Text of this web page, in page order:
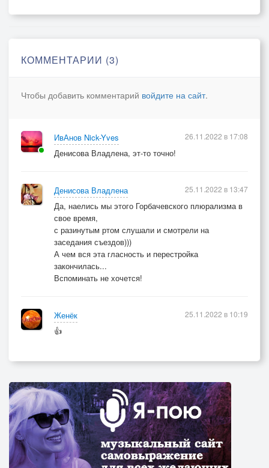
С двойным стандартом сказочных людей
За чьей спиной карабкаясь по лесенке
Не уж-то не устали от пустых утех,
Узнать, кто на свободу посягнул.
Свободой нравов, общество измениться,
Свобода вседозволенности ценится,
Но, вот досада, Истина не с ней.
Свобода жертвы победит, проклятого,
На Лобном месте с помощью Креста,
Свобода от греха, ценой Распятого,
И за людей, страдавшего Христа.
КОММЕНТАРИИ (3)
Чтобы добавить комментарий войдите на сайт.
ИвАнов Nick-Yves
Денисова Владлена, эт-то точно!
26.11.2022 в 17:08
Денисова Владлена
Да, наелись мы этого Горбачевского плюрализма в
свое время,
с разинутым ртом слушали и смотрели на
заседания съездов)))
А чем вся эта гласность и перестройка
закончилась...
Вспоминать не хочется!
25.11.2022 в 13:47
Женёк
👍
25.11.2022 в 10:19